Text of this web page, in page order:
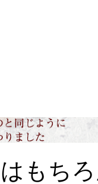
もち